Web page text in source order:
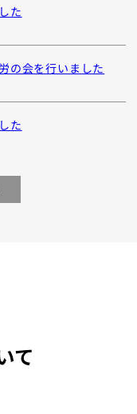
た
の会を行いました
た
て